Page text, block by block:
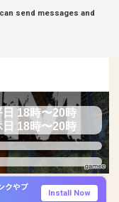
send messages and
日 18時〜20時
日 18時〜20時
クやプ
Install Now